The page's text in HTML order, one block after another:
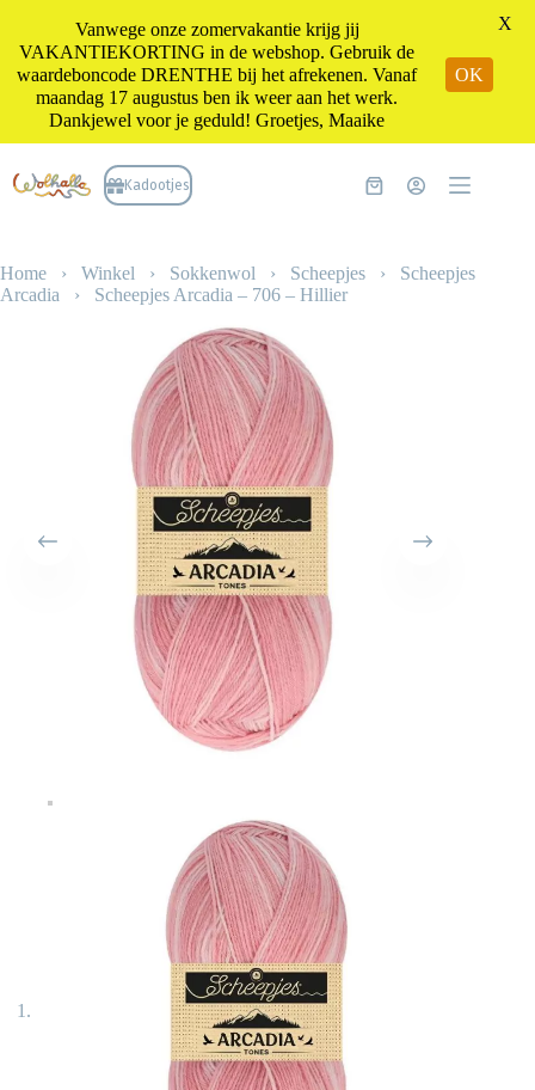
naar
de
Kadootjes Winkelwagen
Home › Winkel › Sokkenwol › Scheepjes › Scheepjes
Arcadia › Scheepjes Arcadia – 706 – Hillier
Vanwege onze zomervakantie krijg jij
VAKANTIEKORTING in de webshop. Gebruik de
waardeboncode DRENTHE bij het afrekenen. Vanaf
maandag 17 augustus ben ik weer aan het werk.
Dankjewel voor je geduld! Groetjes, Maaike
OK
X